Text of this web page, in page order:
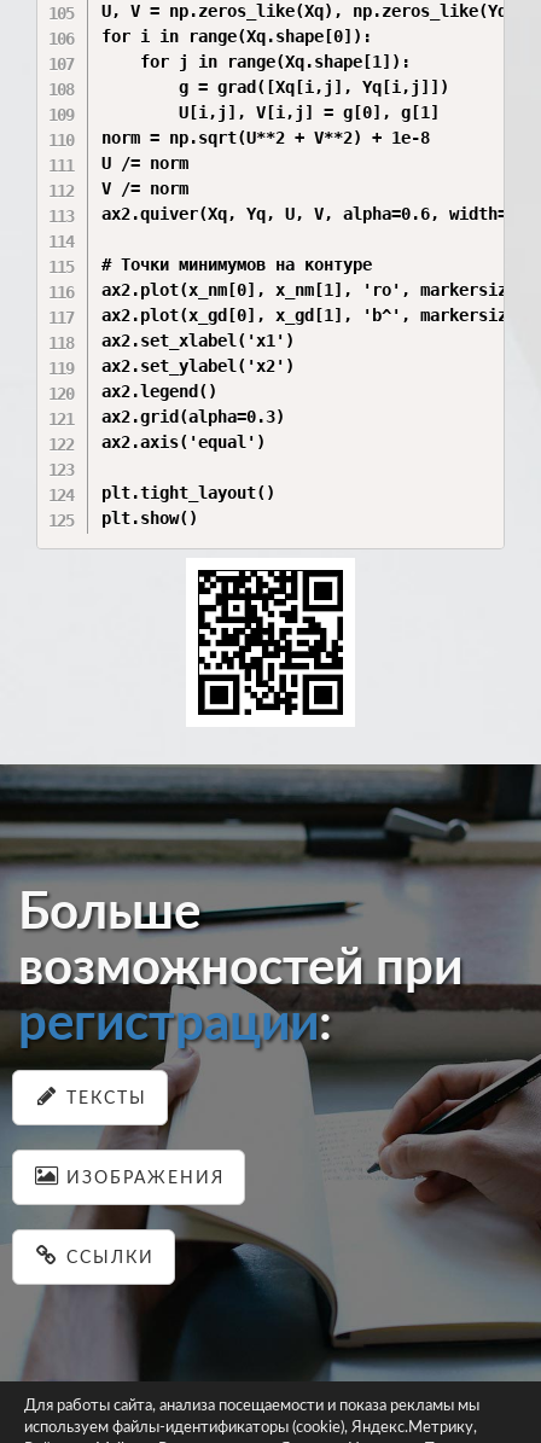
U, V = np.zeros_like(Xq), np.zeros_like(Yq)
for i in range(Xq.shape[0]):
    for j in range(Xq.shape[1]):
        g = grad([Xq[i,j], Yq[i,j]])
        U[i,j], V[i,j] = g[0], g[1]
norm = np.sqrt(U**2 + V**2) + 1e-8
U /= norm
V /= norm
ax2.quiver(Xq, Yq, U, V, alpha=0.6,
# Точки минимумов на контуре
ax2.plot(x_nm[0], x_nm[1], 'ro',
ax2.plot(x_gd[0], x_gd[1], 'b^',
ax2.set_xlabel('x1')
ax2.set_ylabel('x2')
ax2.legend()
ax2.grid(alpha=0.3)
ax2.axis('equal')
plt.tight_layout()
plt.show()
Больше
возможностей при
регистрации:
ТЕКСТЫ
ИЗОБРАЖЕНИЯ
ССЫЛКИ
Для работы сайта, анализа посещаемости и показа рекламы мы
используем файлы-идентификаторы (cookie), Яндекс.Метрику,